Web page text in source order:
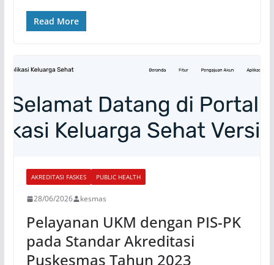
Read More
AKREDITASI FASKES PUBLIC HEALTH
28/06/2026 kesmas
Pelayanan UKM dengan PIS-PK
pada Standar Akreditasi
Puskesmas Tahun 2023